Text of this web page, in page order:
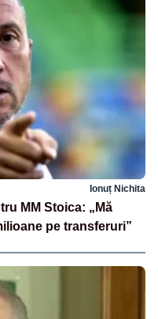
Ionuț Nichita
MM Stoica: „Mă
pe transferuri”